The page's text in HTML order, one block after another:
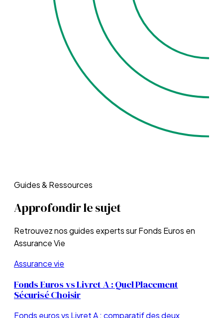
Guides & Ressources
Approfondir le sujet
Retrouvez nos guides experts surFonds Euros en
Assurance Vie
Assurance vie
Fonds Euros vs Livret A : Quel Placement
Sécurisé Choisir
Fonds euros vs Livret A : comparatif des deux